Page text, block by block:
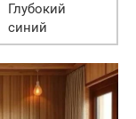
Глубокий
синий